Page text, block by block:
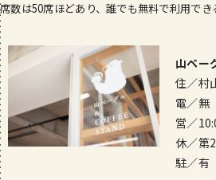
席数は50席ほどあり、誰でも無料で利用でき
山ベー
住／村
電／無
営／
休／第
駐／有